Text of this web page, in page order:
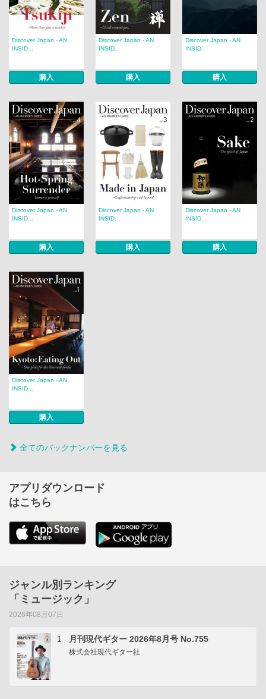
Discover Japan - AN
INSID...
購入
Discover Japan - AN
INSID...
購入
Discover Japan - AN
INSID...
購入
Discover Japan - AN
INSID...
購入
Discover Japan - AN
INSID...
購入
Discover Japan - AN
INSID...
購入
Discover Japan - AN
INSID...
購入
全てのバックナンバーを見る
アプリダウンロード
はこちら
ジャンル別ランキング
「ミュージック」
2026年08月07日
1 月刊現代ギター 2026年8月号 No.755
株式会社現代ギター社